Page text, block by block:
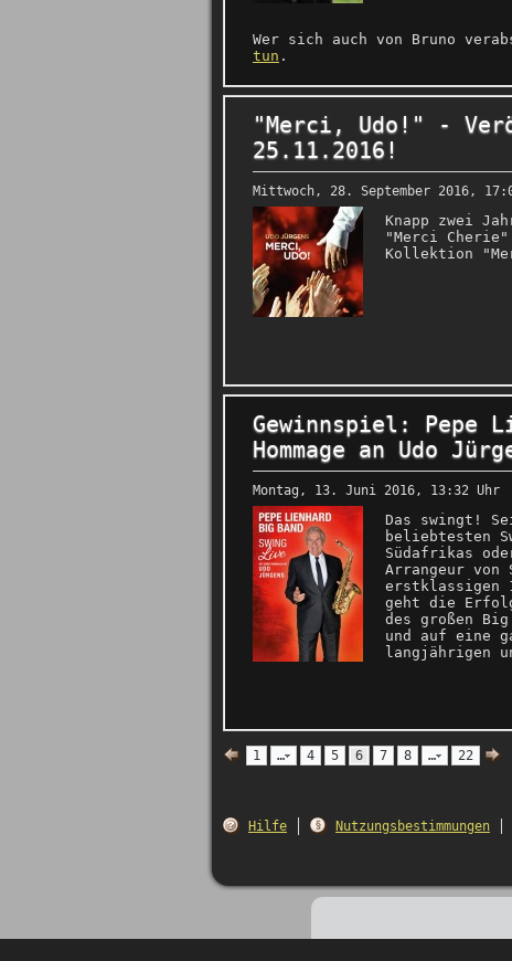
Wer sich auch von Bruno
tun .
"Merci, Udo!" -
25.11.2016!
Mittwoch, 28. September 2016,
Knapp zwei
"Merci
Kollektion
Gewinnspiel: Pepe
Hommage an Udo
Montag, 13. Juni 2016, 13:32 Uhr
Das swingt!
beliebtesten
Südafrikas
Arrangeur von
erstklassigen
geht die
des großen
und auf eine
langjährigen
1 … 4 5 6 7 8 … 22
Hilfe Nutzungsbestimmungen